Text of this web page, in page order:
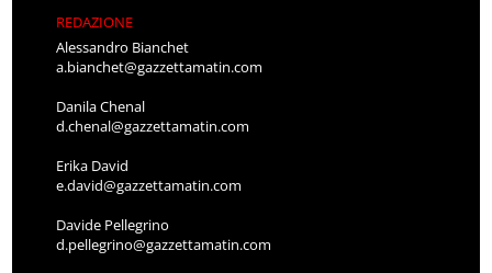
REDAZIONE
Alessandro Bianchet
a.bianchet@gazzettamatin.com
Danila Chenal
d.chenal@gazzettamatin.com
Erika David
e.david@gazzettamatin.com
Davide Pellegrino
d.pellegrino@gazzettamatin.com